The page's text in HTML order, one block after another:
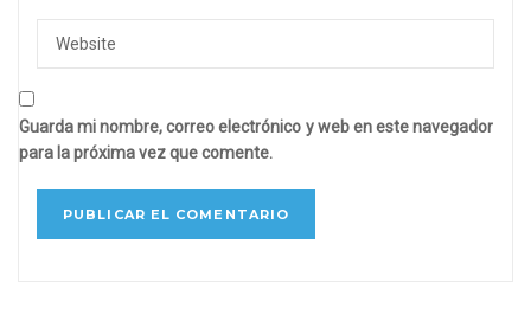
Guarda mi nombre, correo electrónico y web en este navegador
para la próxima vez que comente.